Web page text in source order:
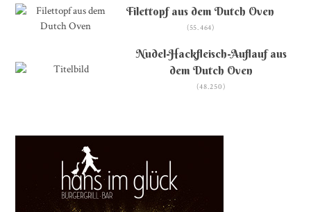
Filettopf aus dem Dutch Oven
(55.464)
Nudel-Hackfleisch-Auflauf aus
dem Dutch Oven
(48.250)